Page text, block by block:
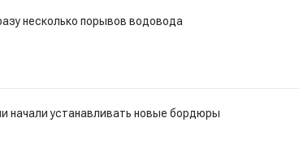
несколько порывов водовода
начали устанавливать новые бордюры